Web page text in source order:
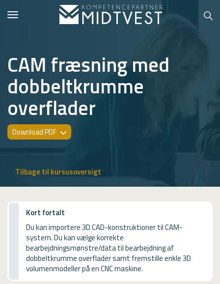
Hvem er vi?
Kontakt konsulent
Erhvervsuddannelser
Kursusoversigt
VUF
PCR
USMA
Videoguides
CAM fræsning med
dobbeltkrumme
overflader
Download PDF
Tilbage til kursusoversigt
Kort fortalt
Du kan importere 3D CAD-konstruktioner til CAM-
system. Du kan vælge korrekte
bearbejdningsmønstre/data til bearbejdning af
dobbeltkrumme overflader samt fremstille enkle 3D
volumenmodeller på en CNC maskine.